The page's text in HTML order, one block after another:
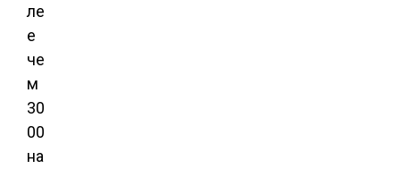
ле
е
че
м
30
00
на